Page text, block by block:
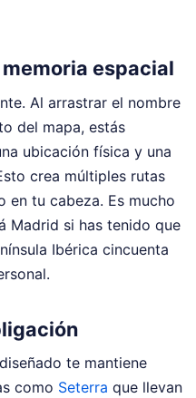
espacial
Al arrastrar el nombre
del mapa, estás
ubicación física y una
crea múltiples rutas
en tu cabeza. Es mucho
Madrid si has tenido que
Ibérica cincuenta
te mantiene
como Seterra que llevan